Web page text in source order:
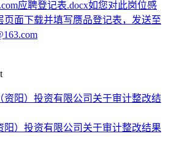
应聘登记表.docx如您对此岗位感
页面下载并填写赝品登记表，发送至
阳）投资有限公司关于审计整改结果